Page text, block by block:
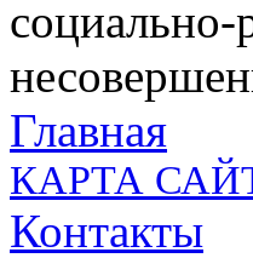
Главная
КАРТА
Контакты